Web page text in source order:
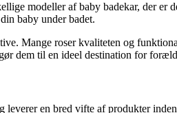
modeller af baby badekar, der
baby under badet.
Mange roser kvaliteten og
dem til en ideel destination for
en bred vifte af produkter